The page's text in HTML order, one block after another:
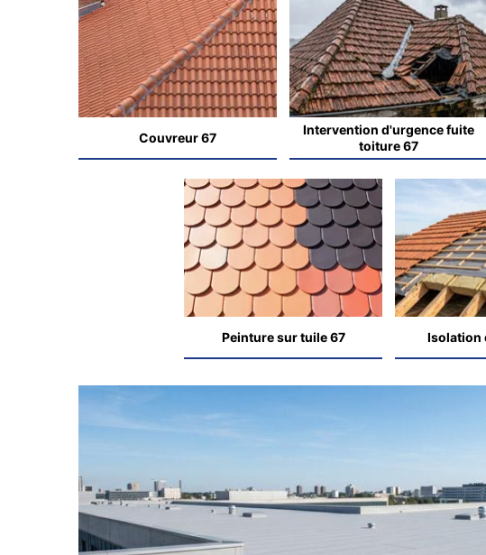
Couvreur 67
Intervention d'urgence fuite
toiture 67
Peinture sur tuile 67 Isolation